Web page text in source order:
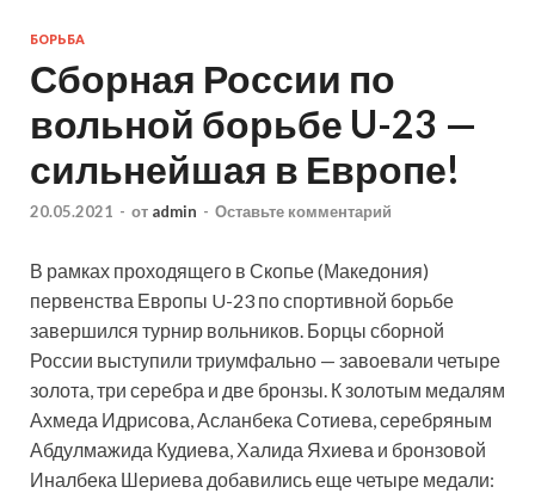
БОРЬБА
Сборная России по
вольной борьбе U-23 —
сильнейшая в Европе!
20.05.2021 - от admin - Оставьте комментарий
В рамках проходящего в Скопье (Македония)
первенства Европы U-23 по спортивной борьбе
завершился турнир вольников. Борцы сборной
России выступили триумфально — завоевали четыре
золота, три серебра и две бронзы. К золотым медалям
Ахмеда Идрисова, Асланбека Сотиева,серебряным
Абдулмажида Кудиева, Халида Яхиева и бронзовой
Иналбека Шериева добавились еще четыре медали: